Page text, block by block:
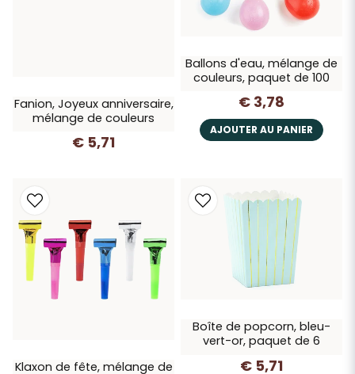
Fanion, Joyeux anniversaire,
mélange de couleurs
€ 5,71
Ballons d'eau, mélange de
couleurs, paquet de 100
€ 3,78
AJOUTER AU PANIER
Klaxon de fête, mélange de
Boîte de popcorn, bleu-
vert-or, paquet de 6
€ 5,71